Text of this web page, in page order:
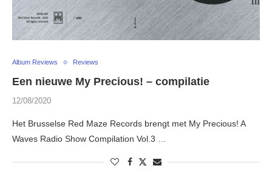
Album Reviews Reviews
Een nieuwe My Precious! – compilatie
12/08/2020
Het Brusselse Red Maze Records brengt met My Precious! A
Waves Radio Show Compilation Vol​.​3 …